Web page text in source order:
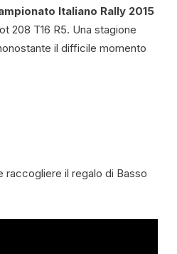
Italiano Rally 2015
208 T16 R5. Una stagione
il difficile momento
raccogliere il regalo di Basso